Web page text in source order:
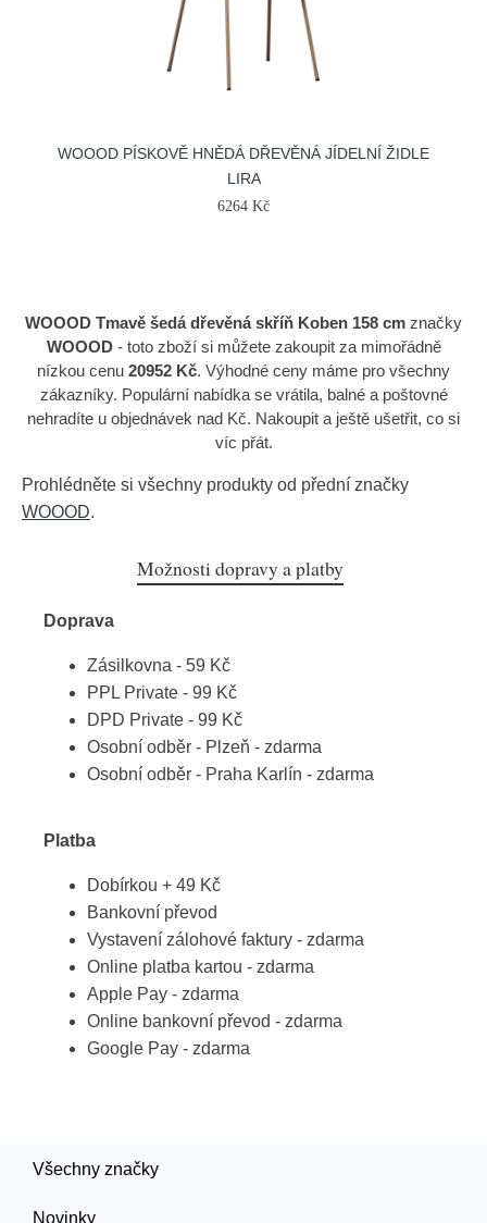
WOOOD PÍSKOVĚ HNĚDÁ DŘEVĚNÁ JÍDELNÍ ŽIDLE
LIRA
6264 Kč
WOOOD Tmavě šedá dřevěná skříň Koben 158 cm značky
WOOOD- toto zboží si můžete zakoupit za mimořádně
nízkou cenu 20952 Kč. Výhodné ceny máme pro všechny
zákazníky. Populární nabídka se vrátila, balné a poštovné
nehradíte u objednávek nad Kč. Nakoupit a ještě ušetřit, co si
víc přát.
Prohlédněte si všechny produkty od přední značky
WOOOD.
Možnosti dopravy a platby
Doprava
Zásilkovna - 59 Kč
PPL Private - 99 Kč
DPD Private - 99 Kč
Osobní odběr - Plzeň - zdarma
Osobní odběr - Praha Karlín - zdarma
Platba
Dobírkou + 49 Kč
Bankovní převod
Vystavení zálohové faktury - zdarma
Online platba kartou - zdarma
Apple Pay - zdarma
Online bankovní převod - zdarma
Google Pay - zdarma
Všechny značky
Novinky